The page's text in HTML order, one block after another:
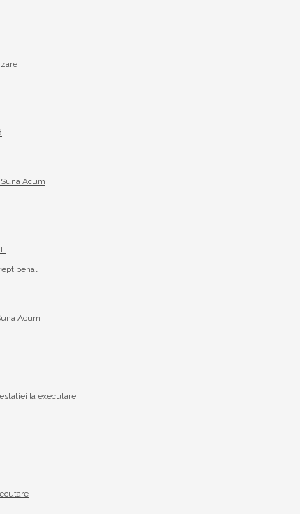
Acum
penal
Acum
la executare